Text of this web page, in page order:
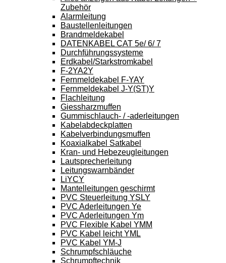
Zubehör
Alarmleitung
Baustellenleitungen
Brandmeldekabel
DATENKABEL CAT 5e/ 6/ 7
Durchführungssysteme
Erdkabel/Starkstromkabel
F-2YA2Y
Fernmeldekabel F-YAY
Fernmeldekabel J-Y(ST)Y
Flachleitung
Giessharzmuffen
Gummischlauch- / -aderleitungen
Kabelabdeckplatten
Kabelverbindungsmuffen
Koaxialkabel Satkabel
Kran- und Hebezeugleitungen
Lautsprecherleitung
Leitungswarnbänder
LiYCY
Mantelleitungen geschirmt
PVC Steuerleitung YSLY
PVC Aderleitungen Ye
PVC Aderleitungen Ym
PVC Flexible Kabel YMM
PVC Kabel leicht YML
PVC Kabel YM-J
Schrumpfschläuche
Schrumpftechnik